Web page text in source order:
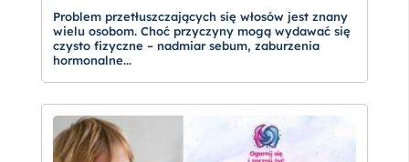
Problem przetłuszczających się włosów jest znany
wielu osobom. Choć przyczyny mogą wydawać się
czysto fizyczne – nadmiar sebum, zaburzenia
hormonalne...